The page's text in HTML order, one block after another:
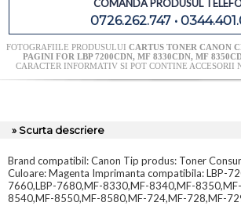
COMANDA PRODUSUL
0726.262.747 •
FOTOGRAFIILE PRODUSULUI CARTUS TONER CANON
PAGINI FOR LBP 7200CDN, MF 8330CDN, MF
CARACTER INFORMATIV SI POT CONTINE ACCESORII
» Scurta descriere
Brand compatibil: Canon Tip produs: Toner
Culoare: Magenta Imprimanta compatibila: LBP-
7660,LBP-7680,MF-8330,MF-8340,MF-
8540,MF-8550,MF-8580,MF-724,MF-728,MF-